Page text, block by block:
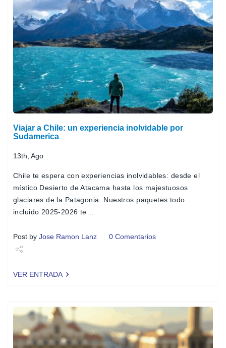
Viajar a Chile: un experiencia inolvidable por
Sudamerica
13th, Ago
Chile te espera con experiencias inolvidables: desde el
místico Desierto de Atacama hasta los majestuosos
glaciares de la Patagonia. Nuestros paquetes todo
incluido 2025-2026 te…
Post by Jose Ramon Lanz 0 Comentarios
VER ENTRADA